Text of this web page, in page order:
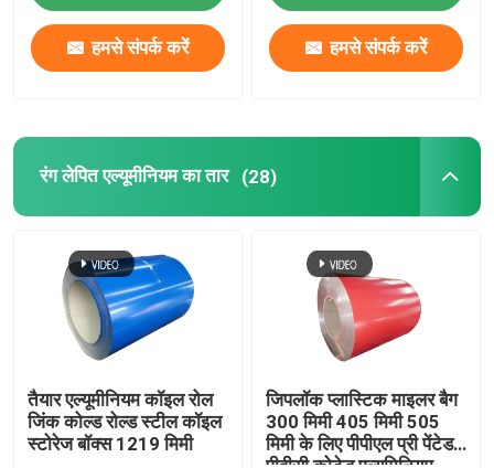
हमसे संपर्क करें हमसे संपर्क करें
रंग लेपित एल्यूमीनियम का तार (28)
तैयार एल्यूमीनियम कॉइल रोल
जिंक कोल्ड रोल्ड स्टील कॉइल
स्टोरेज बॉक्स 1219 मिमी
जिपलॉक प्लास्टिक माइलर बैग
300 मिमी 405 मिमी 505
मिमी के लिए पीपीएल प्री पेंटेड